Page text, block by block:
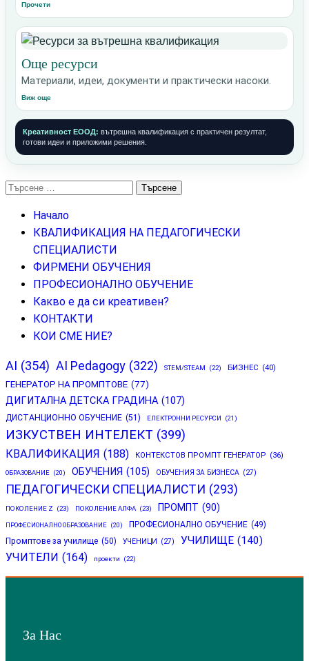
Прочети
Още ресурси
Материали, идеи, документи и практически насоки.
Виж още
Креативност ЕООД: вътрешна квалификация с практичен резултат,
готови идеи и приложими решения.
Търсене
Начало
КВАЛИФИКАЦИЯ НА ПЕДАГОГИЧЕСКИ
СПЕЦИАЛИСТИ
ФИРМЕНИ ОБУЧЕНИЯ
ПРОФЕСИОНАЛНО ОБУЧЕНИЕ
Какво е да си креативен?
КОНТАКТИ
КОИ СМЕ НИЕ?
AI (354) AI Pedagogy (322) STEM/STEAM (22) БИЗНЕС (40)
ГЕНЕРАТОР НА ПРОМПТОВЕ (77)
ДИГИТАЛНА ДЕТСКА ГРАДИНА (107)
ДИСТАНЦИОННО ОБУЧЕНИЕ (51) ЕЛЕКТРОННИ РЕСУРСИ (21)
ИЗКУСТВЕН ИНТЕЛЕКТ (399)
КВАЛИФИКАЦИЯ (188) КОНТЕКСТОВ ПРОМПТ ГЕНЕРАТОР (36)
ОБРАЗОВАНИЕ (20) ОБУЧЕНИЯ (105) ОБУЧЕНИЯ ЗА БИЗНЕСА (27)
ПЕДАГОГИЧЕСКИ СПЕЦИАЛИСТИ (293)
ПОКОЛЕНИЕ Z (23) ПОКОЛЕНИЕ АЛФА (23) ПРОМПТ (90)
ПРОФЕСИОНАЛНО ОБРАЗОВАНИЕ (20) ПРОФЕСИОНАЛНО ОБУЧЕНИЕ (49)
Промптове за училище (50) УЧЕНИЦИ (27) УЧИЛИЩЕ (140)
УЧИТЕЛИ (164) проекти (22)
За Нас